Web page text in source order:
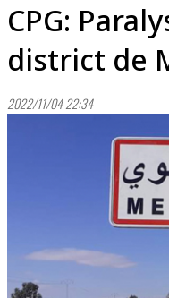
CPG:
district de
2022/11/04 22:34